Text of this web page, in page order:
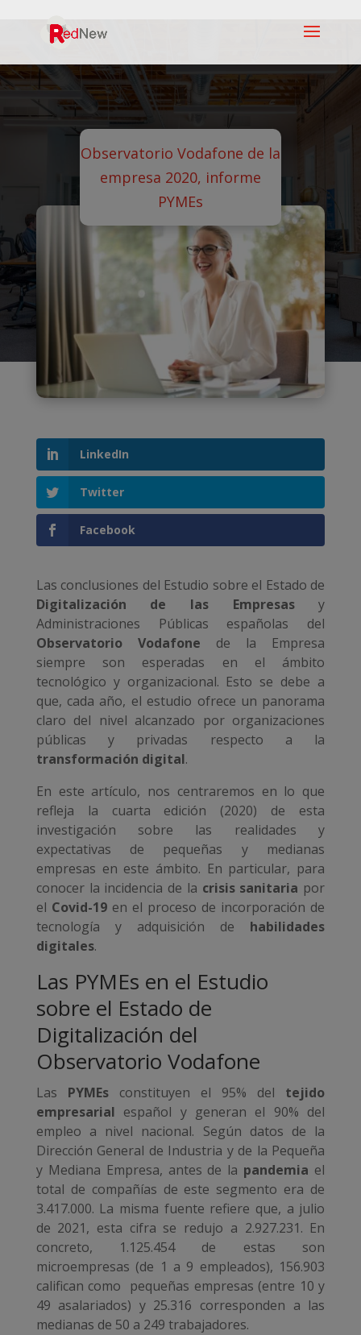
Observatorio Vodafone de la
empresa 2020, informe
PYMEs
LinkedIn
Twitter
Facebook
Las conclusiones del Estudio sobre el Estado de
Digitalización de las Empresasy
Administraciones Públicas españolas del
Observatorio Vodafone de la Empresa
siempre son esperadas en el ámbito
tecnológico y organizacional. Esto se debe a
que, cada año, el estudio ofrece un panorama
claro del nivel alcanzado por organizaciones
públicas y privadas respecto a la
transformación digital.
En este artículo, nos centraremos en lo que
refleja la cuarta edición (2020) de esta
investigación sobre las realidades y
expectativas de pequeñas y medianas
empresas en este ámbito. En particular, para
conocer la incidencia de la crisis sanitaria por
el Covid-19en el proceso de incorporación de
tecnología y adquisición de habilidades
digitales.
Las PYMEs en el Estudio
sobre el Estado de
Digitalización del
Observatorio Vodafone
Las PYMEs constituyen el 95% del tejido
empresarial español y generan el 90% del
empleo a nivel nacional. Según datos de la
Dirección General de Industria y de la Pequeña
y Mediana Empresa, antes de la pandemia el
total de compañías de este segmento era de
3.417.000. La misma fuente refiere que, a julio
de 2021, esta cifra se redujo a 2.927.231. En
concreto, 1.125.454 de estas son
microempresas (de 1 a 9 empleados), 156.903
califican como pequeñas empresas (entre 10 y
49 asalariados) y 25.316 corresponden a las
medianas de 50 a 249 trabajadores.